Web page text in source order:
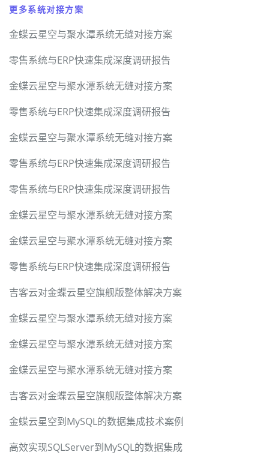
更多系统对接方案
金蝶云星空与聚水潭系统无缝对接方案
零售系统与ERP快速集成深度调研报告
金蝶云星空与聚水潭系统无缝对接方案
零售系统与ERP快速集成深度调研报告
金蝶云星空与聚水潭系统无缝对接方案
零售系统与ERP快速集成深度调研报告
零售系统与ERP快速集成深度调研报告
金蝶云星空与聚水潭系统无缝对接方案
金蝶云星空与聚水潭系统无缝对接方案
零售系统与ERP快速集成深度调研报告
吉客云对金蝶云星空旗舰版整体解决方案
金蝶云星空与聚水潭系统无缝对接方案
金蝶云星空与聚水潭系统无缝对接方案
金蝶云星空与聚水潭系统无缝对接方案
吉客云对金蝶云星空旗舰版整体解决方案
金蝶云星空到MySQL的数据集成技术案例
高效实现SQLServer到MySQL的数据集成